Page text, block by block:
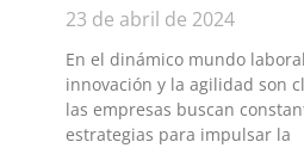
23 de abril de 2024
En el dinámico mundo
innovación y la agilidad son
las empresas buscan
estrategias para impulsar la